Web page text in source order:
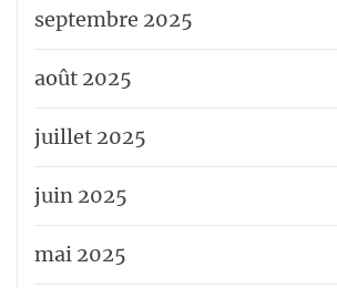
septembre 2025
août 2025
juillet 2025
juin 2025
mai 2025